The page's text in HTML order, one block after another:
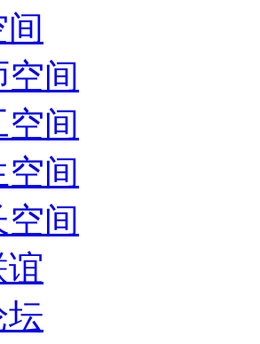
间
间
空间
空间
谊
坛